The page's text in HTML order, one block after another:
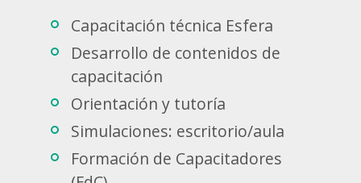
Capacitación técnica Esfera
Desarrollo de contenidos de
capacitación
Orientación y tutoría
Simulaciones: escritorio/aula
Formación de Capacitadores